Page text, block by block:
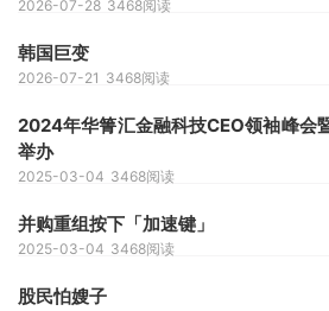
2026-07-28 3468阅读
韩国巨变
2026-07-21 3468阅读
2024年华箐汇金融科技CEO领袖峰会
举办
2025-03-04 3468阅读
并购重组按下「加速键」
2025-03-04 3468阅读
股民怕嫂子